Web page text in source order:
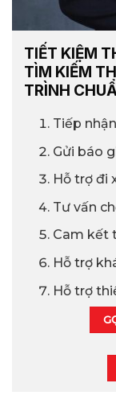
TIẾT KIỆM
TÌM KIẾM
TRÌNH
Tiếp
Gửi báo
Hỗ trợ đi
Tư vấn
Cam kết
Hỗ trợ
Hỗ trợ